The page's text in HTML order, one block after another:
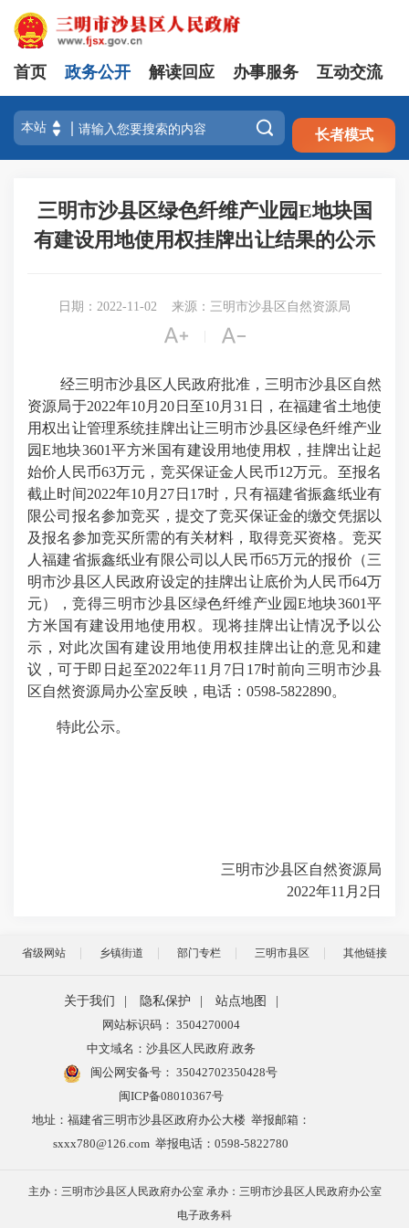
注册 登录
首页 政务公开 解读回应 办事服务 互动交流
 长者模式
三明市沙县区绿色纤维产业园E地块国
有建设用地使用权挂牌出让结果的公示
日期：2022-11-02 来源：三明市沙县区自然资源局
 
经三明市沙县区人民政府批准，三明市沙县区自然
资源局于2022年10月20日至10月31日，在福建省土地使
用权出让管理系统挂牌出让三明市沙县区绿色纤维产业
园E地块3601平方米国有建设用地使用权，挂牌出让起
始价人民币63万元，竞买保证金人民币12万元。至报名
截止时间2022年10月27日17时，只有福建省振鑫纸业有
限公司报名参加竞买，提交了竞买保证金的缴交凭据以
及报名参加竞买所需的有关材料，取得竞买资格。竞买
人福建省振鑫纸业有限公司以人民币65万元的报价（三
明市沙县区人民政府设定的挂牌出让底价为人民币64万
元），竞得三明市沙县区绿色纤维产业园E地块3601平
方米国有建设用地使用权。现将挂牌出让情况予以公
示，对此次国有建设用地使用权挂牌出让的意见和建
议，可于即日起至2022年11月7日17时前向三明市沙县
区自然资源局办公室反映，电话：0598-5822890。
特此公示。
三明市沙县区自然资源局
2022年11月2日
省级网站 乡镇街道 部门专栏 三明市县区 其他链接
关于我们 隐私保护 站点地图
网站标识码： 3504270004
中文域名：沙县区人民政府.政务
闽公网安备号： 35042702350428号
闽ICP备08010367号
地址：福建省三明市沙县区政府办公大楼 举报邮箱：
sxxx780@126.com 举报电话：0598-5822780
主办：三明市沙县区人民政府办公室 承办：三明市沙县区人民政府办公室
电子政务科